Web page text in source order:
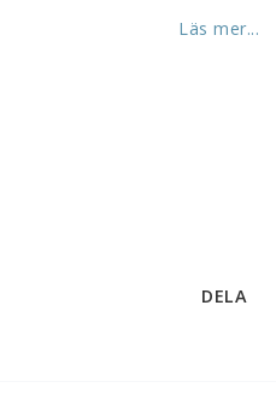
Läs mer...
DELA